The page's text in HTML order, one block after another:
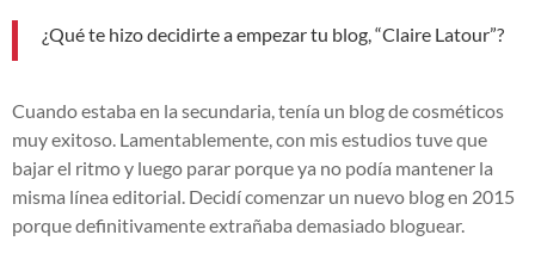
¿Qué te hizo decidirte a empezar tu blog, “Claire Latour”?
Cuando estaba en la secundaria, tenía un blog de cosméticos
muy exitoso. Lamentablemente, con mis estudios tuve que
bajar el ritmo y luego parar porque ya no podía mantener la
misma línea editorial. Decidí comenzar un nuevo blog en 2015
porque definitivamente extrañaba demasiado bloguear.